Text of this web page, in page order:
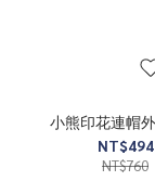
小熊印花連帽
NT$494
NT$760